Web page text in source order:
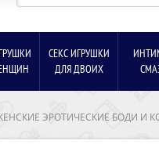
СЕКС ИГРУШКИ
ДЛЯ ДВОИХ
ЭРОТИЧЕСКИЕ БОДИ И